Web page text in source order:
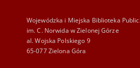
Wojewódzka i Miejska Biblioteka
im. C. Norwida w Zielonej Górze
al. Wojska Polskiego 9
65-077 Zielona Góra